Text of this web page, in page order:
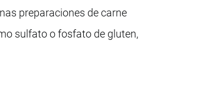
preparaciones de carne
sulfato o fosfato de gluten,